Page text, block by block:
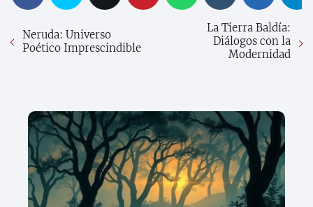
Neruda: Universo
Poético Imprescindible
La Tierra Baldía:
Diálogos con la
Modernidad